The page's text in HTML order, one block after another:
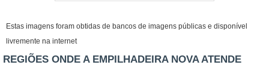
Estas imagens foram obtidas de bancos de imagens públicas e disponível
livremente na internet
REGIÕES ONDE A EMPILHADEIRA NOVA ATENDE